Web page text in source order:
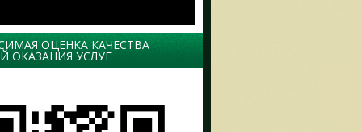
ОЦЕНКА КАЧЕСТВА
ОКАЗАНИЯ УСЛУГ